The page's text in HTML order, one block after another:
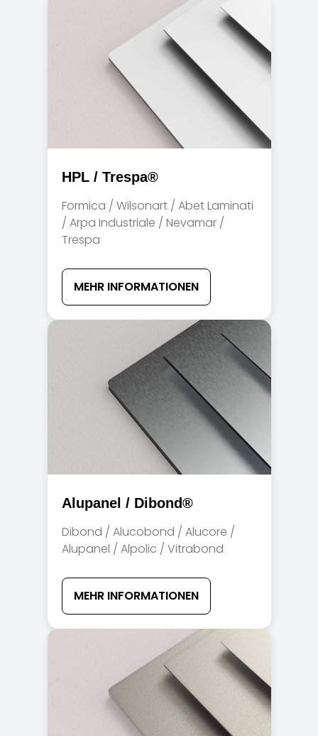
HPL / Trespa®
Formica / Wilsonart / Abet Laminati
/ Arpa Industriale / Nevamar /
Trespa
MEHR INFORMATIONEN
Alupanel / Dibond®
Dibond / Alucobond / Alucore /
Alupanel / Alpolic / Vitrabond
MEHR INFORMATIONEN